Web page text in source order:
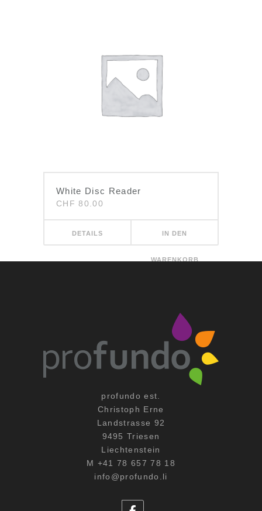
White Disc Reader
CHF 80.00
DETAILS IN DEN
WARENKORB
profundo est.
Christoph Erne
Landstrasse 92
9495 Triesen
Liechtenstein
M +41 78 657 78 18
info@profundo.li